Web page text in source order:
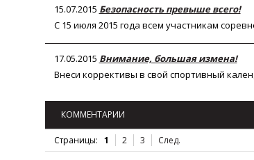
15.07.2015 Безопасность превыше всего!
С 15 июля 2015 года всем участникам
17.05.2015 Внимание, большая измена!
Внеси коррективы в свой спортивный
КОММЕНТАРИИ
Страницы: 1 2 3 След.